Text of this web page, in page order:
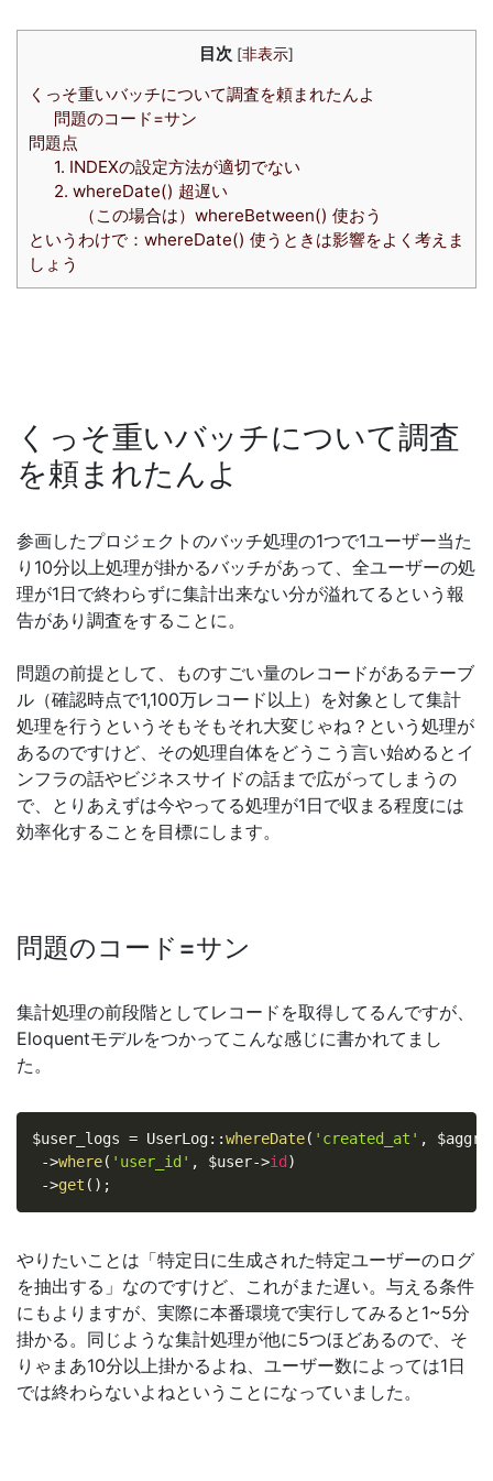
目次 [非表示]
くっそ重いバッチについて調査を頼まれたんよ
問題のコード=サン
問題点
1. INDEXの設定方法が適切でない
2. whereDate() 超遅い
（この場合は）whereBetween() 使おう
というわけで：whereDate() 使うときは影響をよく考えま
しょう
くっそ重いバッチについて調査
を頼まれたんよ
参画したプロジェクトのバッチ処理の1つで1ユーザー当た
り10分以上処理が掛かるバッチがあって、全ユーザーの処
理が1日で終わらずに集計出来ない分が溢れてるという報
告があり調査をすることに。
問題の前提として、ものすごい量のレコードがあるテーブ
ル（確認時点で1,100万レコード以上）を対象として集計
処理を行うというそもそもそれ大変じゃね？という処理が
あるのですけど、その処理自体をどうこう言い始めるとイ
ンフラの話やビジネスサイドの話まで広がってしまうの
で、とりあえずは今やってる処理が1日で収まる程度には
効率化することを目標にします。
問題のコード=サン
集計処理の前段階としてレコードを取得してるんですが、
Eloquentモデルをつかってこんな感じに書かれてまし
た。
$user_logs = UserLog::whereDate( 'created_at' ,
->where( 'user_id' , $user->id )
->get ( ) ;
やりたいことは「特定日に生成された特定ユーザーのログ
を抽出する」なのですけど、これがまた遅い。与える条件
にもよりますが、実際に本番環境で実行してみると1~5分
掛かる。同じような集計処理が他に5つほどあるので、そ
りゃまあ10分以上掛かるよね、ユーザー数によっては1日
では終わらないよねということになっていました。